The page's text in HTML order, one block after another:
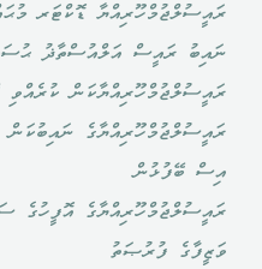
ރައީސުލްޖުމްހޫރިއްޔާ ޑޮކްޓަރ
ނައިބު ރައީސް އަލްއުސްތާޛު
ރައީސުލްޖުމްހޫރިއްޔާކަން ކުރެއްވި
ރައީސުލްޖުމްހޫރިއްޔާގެ
އިސް ބޭފުޅުން
ރައީސުލްޖުމްހޫރިއްޔާގެ އޮފީހުގެ
ވަޒީފާގެ ފުރުޞަތު